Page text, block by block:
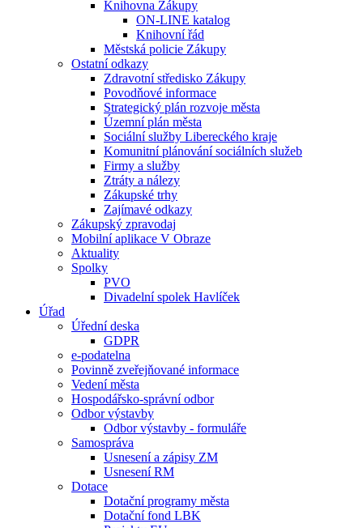
Knihovna Zákupy
ON-LINE katalog
Knihovní řád
Městská policie Zákupy
Ostatní odkazy
Zdravotní středisko Zákupy
Povodňové informace
Strategický plán rozvoje města
Územní plán města
Sociální služby Libereckého kraje
Komunitní plánování sociálních služeb
Firmy a služby
Ztráty a nálezy
Zákupské trhy
Zajímavé odkazy
Zákupský zpravodaj
Mobilní aplikace V Obraze
Aktuality
Spolky
PVO
Divadelní spolek Havlíček
Úřad
Úřední deska
GDPR
e-podatelna
Povinně zveřejňované informace
Vedení města
Hospodářsko-správní odbor
Odbor výstavby
Odbor výstavby - formuláře
Samospráva
Usnesení a zápisy ZM
Usnesení RM
Dotace
Dotační programy města
Dotační fond LBK